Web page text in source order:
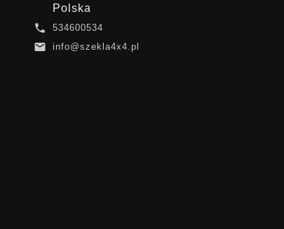
Polska
 534600534
 info@szekla4x4.pl